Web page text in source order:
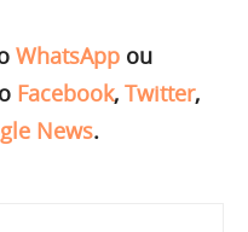
WhatsApp ou
Facebook, Twitter,
News.